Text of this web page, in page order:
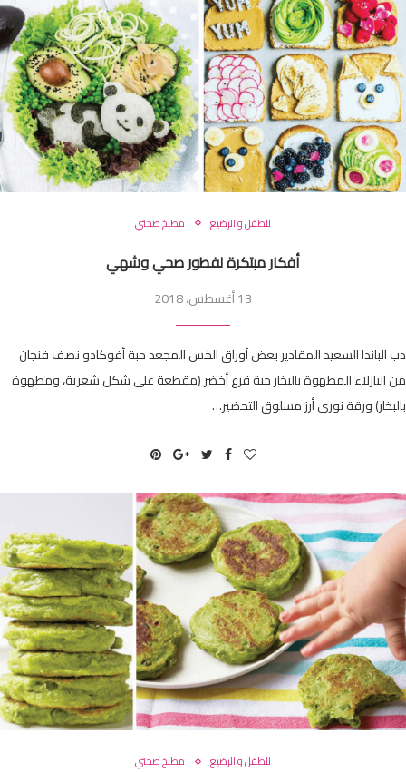
للطفل و الرضيع مطبخ صحتي
أفكار مبتكرة لفطور صحي وشهي
13 أغسطس، 2018
دب الباندا السعيد المقادير بعض أوراق الخس المجعد حبة أفوكادو نصف فنجان
من البازلاء المطهوة بالبخار حبة قرع أخضر (مقطعة على شكل شعرية، ومطهوة
بالبخار) ورقة نوري أرز مسلوق التحضير…
للطفل و الرضيع مطبخ صحتي